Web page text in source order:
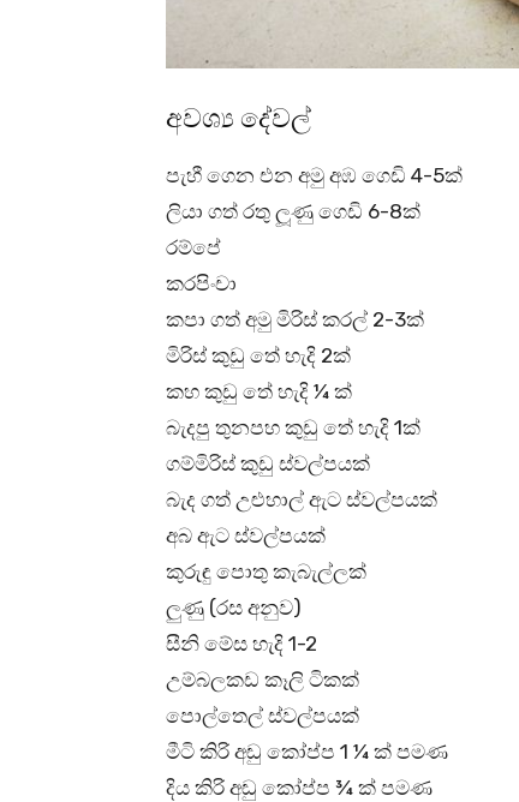
අවශ්‍ය දේවල්
පැහී ගෙන එන අමු අඹ ගෙඩි 4-5ක්
ලියා ගත් රතු ලූණු ගෙඩි 6-8ක්
රම්පේ
කරපිංචා
කපා ගත් අමු මිරිස් කරල් 2-3ක්
මිරිස් කුඩු තේ හැදි 2ක්
කහ කුඩු තේ හැදි ¼ ක්
බැදපු තුනපහ කුඩු තේ හැදි 1ක්
ගම්මිරිස් කුඩු ස්වල්පයක්
බැද ගත් උළුහාල් ඇට ස්වල්පයක්
අබ ඇට ස්වල්පයක්
කුරුඳු පොතු කැබැල්ලක්
ලුණු (රස අනුව)
සීනි මේස හැදි 1-2
උම්බලකඩ කෑලි ටිකක්
පොල්තෙල් ස්වල්පයක්
මීටි කිරි අඬු කෝප්ප 1 ¼ ක් පමණ
දිය කිරි අඬු කෝප්ප ¾ ක් පමණ